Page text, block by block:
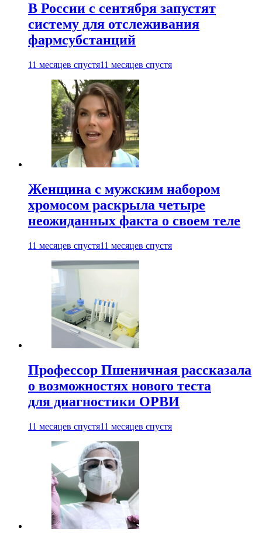
В России с сентября запустят
систему для отслеживания
фармсубстанций
11 месяцев спустя11 месяцев спустя
Женщина с мужским набором
хромосом раскрыла четыре
неожиданных факта о своем теле
11 месяцев спустя11 месяцев спустя
Профессор Пшеничная рассказала
о возможностях нового теста
для диагностики ОРВИ
11 месяцев спустя11 месяцев спустя